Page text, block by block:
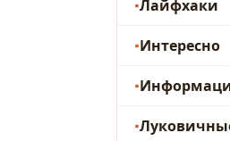
Лайфхаки
Интересно